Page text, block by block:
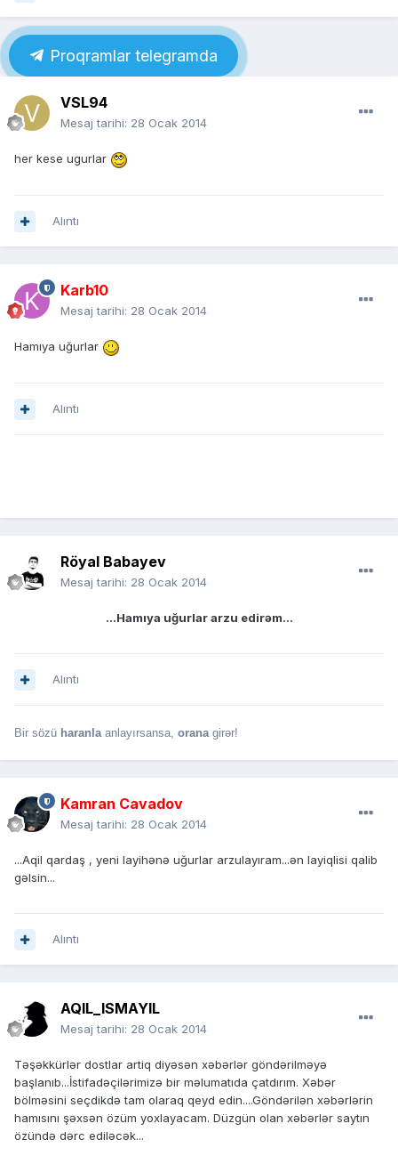
Proqramlar telegramda
VSL94
Mesaj tarihi: 28 Ocak 2014
her kese ugurlar
Alıntı
Karb10
Mesaj tarihi: 28 Ocak 2014
Hamıya uğurlar
Alıntı
Röyal Babayev
Mesaj tarihi: 28 Ocak 2014
...Hamıya uğurlar arzu edirəm...
Alıntı
Bir sözü haranla anlayırsansa, orana girər!
Kamran Cavadov
Mesaj tarihi: 28 Ocak 2014
...Aqil qardaş , yeni layihənə uğurlar arzulayıram...ən layiqlisi qalib
gəlsin...
Alıntı
AQIL_ISMAYIL
Mesaj tarihi: 28 Ocak 2014
Təşəkkürlər dostlar artiq diyəsən xəbərlər göndərilməyə
başlanıb...İstifadəçilərimizə bir məlumatıda çatdırım. Xəbər
bölməsini seçdikdə tam olaraq qeyd edin....Göndərilən xəbərlərin
hamısını şəxsən özüm yoxlayacam. Düzgün olan xəbərlər saytın
özündə dərc ediləcək...